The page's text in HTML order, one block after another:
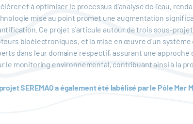
et à optimiser le processus d'analyse de l'eau,
mise au point promet une augmentation
Ce projet s'articule autour de trois sous-
bioélectroniques, et la mise en œuvre d'un
dans leur domaine respectif, assurant une
le monitoring environnemental, contribuant ainsi à la
SEREMAQ a également été labélisé par le Pôle Mer